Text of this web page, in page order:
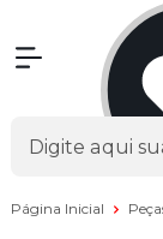
Página Inicial